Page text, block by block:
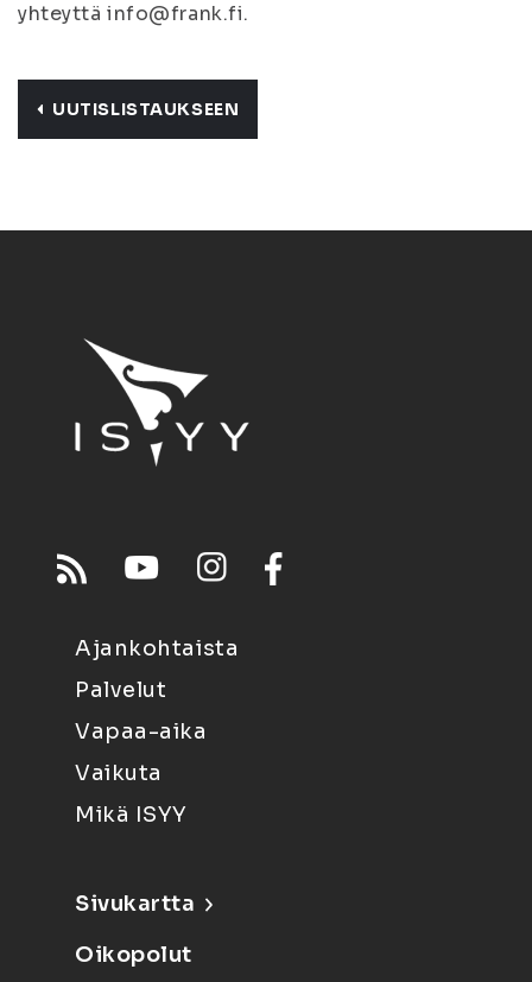
yhteyttä info@frank.fi.
UUTISLISTAUKSEEN
Ajankohtaista
Palvelut
Vapaa-aika
Vaikuta
Mikä ISYY
Sivukartta
Oikopolut